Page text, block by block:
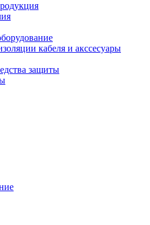
кабеля и акссесуары
защиты